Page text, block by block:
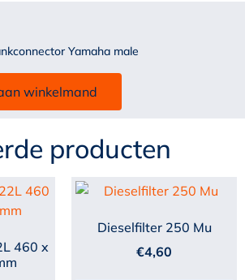
Yamaha male
winkelmand
producten
460 x
Dieselfilter 250 Mu
€4,60